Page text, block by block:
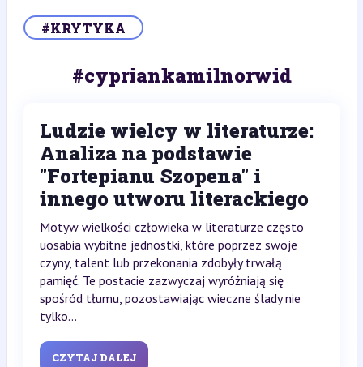
#KRYTYKA
#cypriankamilnorwid
Ludzie wielcy w literaturze:
Analiza na podstawie
"Fortepianu Szopena" i
innego utworu literackiego
Motyw wielkości człowieka w literaturze często
uosabia wybitne jednostki, które poprzez swoje
czyny, talent lub przekonania zdobyły trwałą
pamięć. Te postacie zazwyczaj wyróżniają się
spośród tłumu, pozostawiając wieczne ślady nie
tylko...
CZYTAJ DALEJ